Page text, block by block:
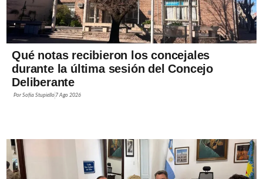
Qué notas recibieron los concejales
durante la última sesión del Concejo
Deliberante
PorSofía Stupiello 7 Ago 2026